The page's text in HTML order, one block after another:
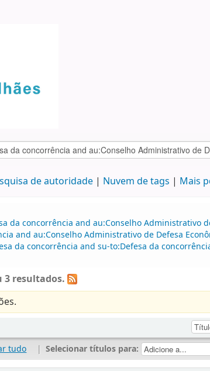
de autoridade Nuvem de tags Mais
da concorrência and au:Conselho Administrativo
and au:Conselho Administrativo de Defesa
da concorrência and su-to:Defesa da
3 resultados.
tudo | Selecionar títulos para: